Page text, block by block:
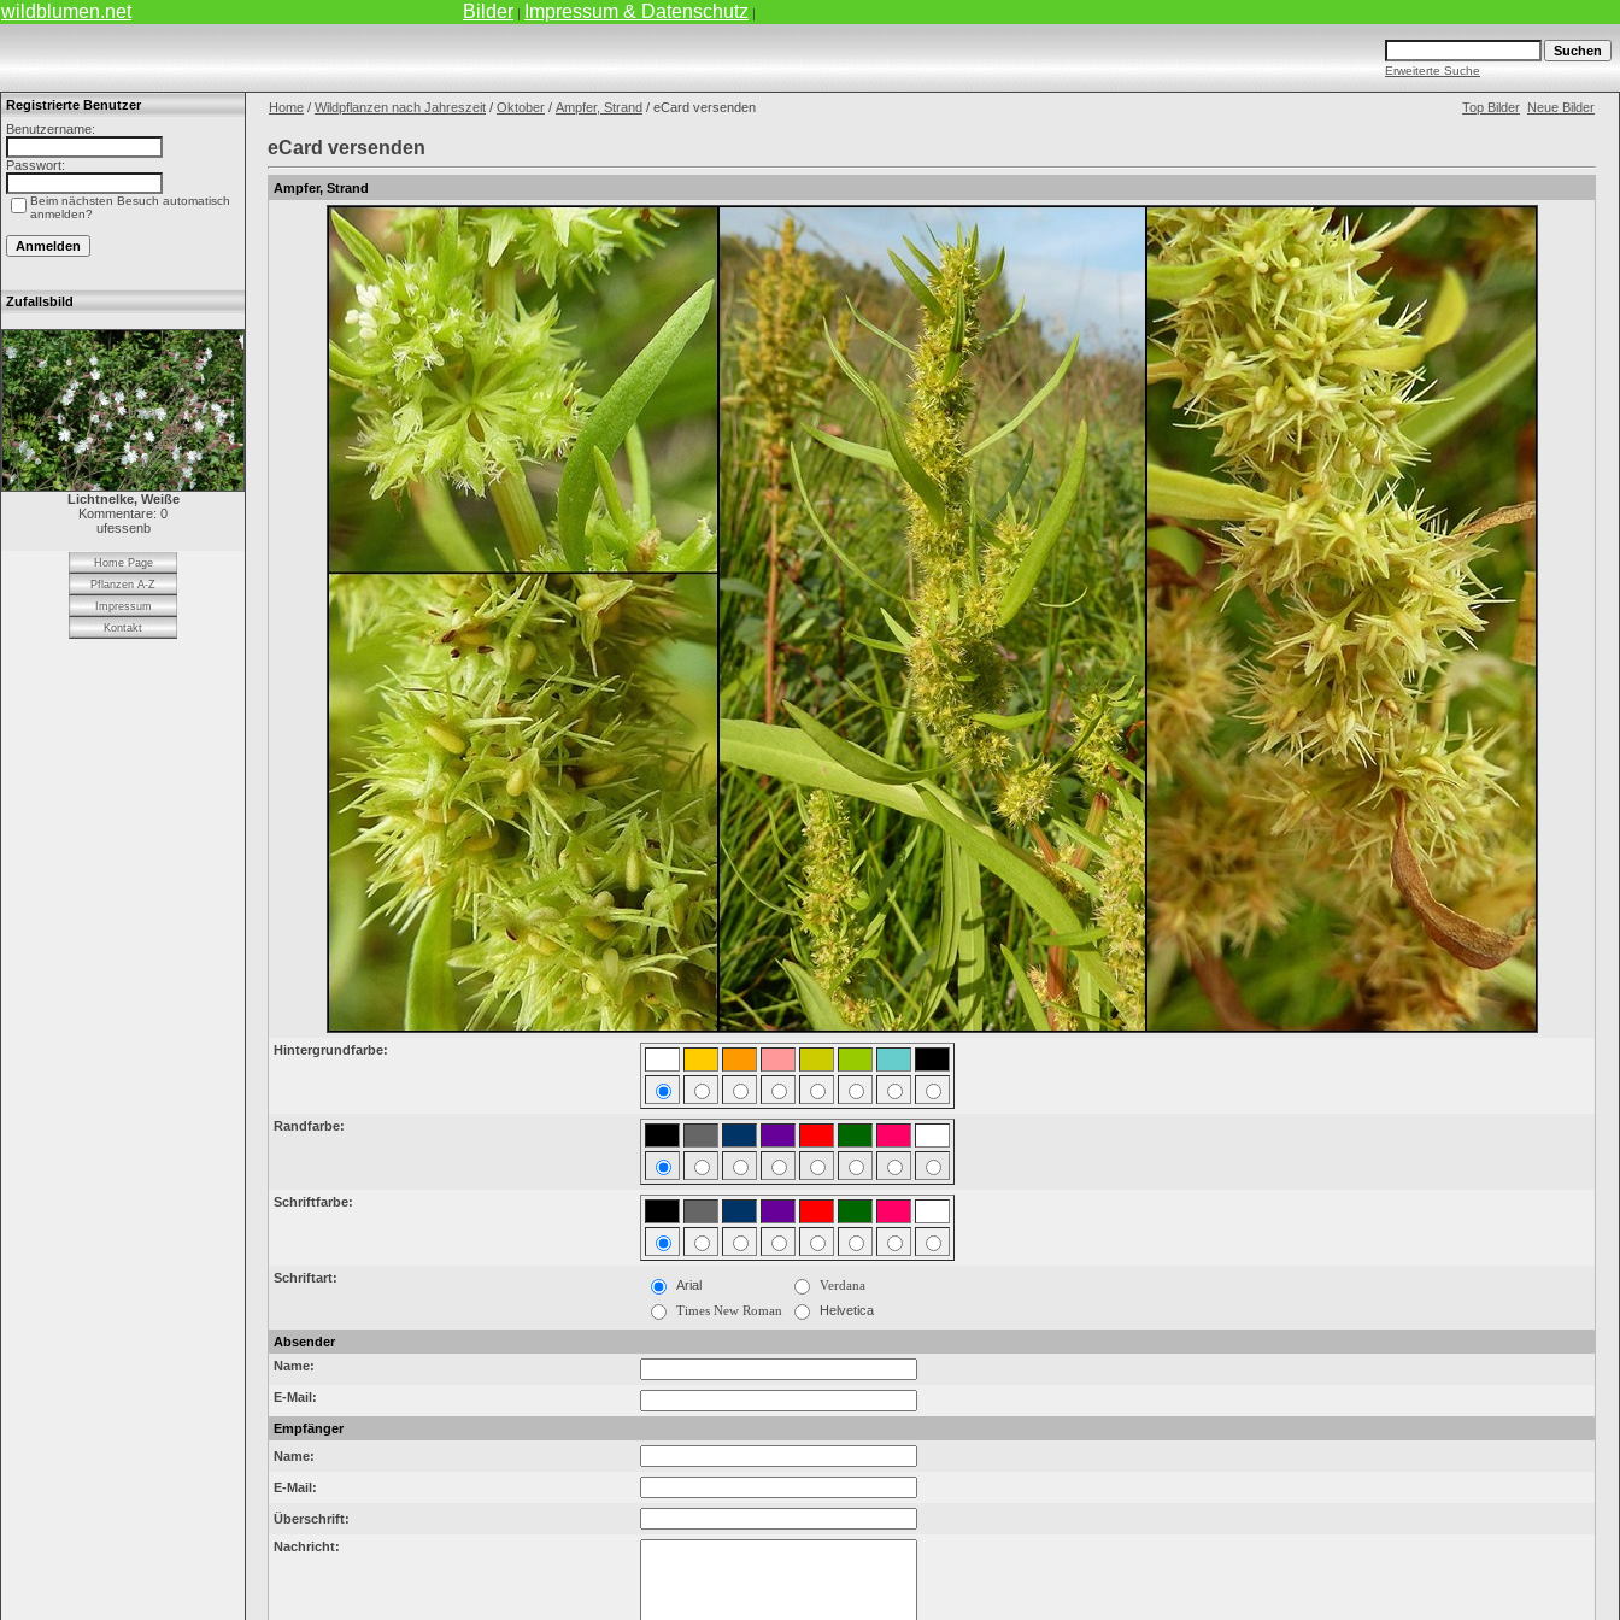
wildblumen.net Bilder | Impressum & Datenschutz |
Erweiterte Suche
Registrierte Benutzer
Benutzername:
Passwort:
Beim nächsten Besuch automatisch
anmelden?
Zufallsbild
Lichtnelke, Weiße
Kommentare: 0
ufessenb
Home Page
Pflanzen A-Z
Impressum
Kontakt
Home / Wildpflanzen nach Jahreszeit / Oktober / Ampfer, Strand / eCard versenden Top Bilder Neue Bilder
eCard versenden
Ampfer, Strand
Hintergrundfarbe:
Randfarbe:
Schriftfarbe:
Schriftart: Arial
Verdana
Times New Roman
Helvetica
Absender
Name:
E-Mail:
Empfänger
Name:
E-Mail:
Überschrift:
Nachricht: